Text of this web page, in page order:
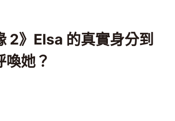
2》Elsa 的真實身分到
喚她？